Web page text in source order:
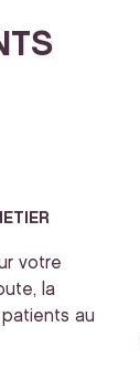
votre
la
au